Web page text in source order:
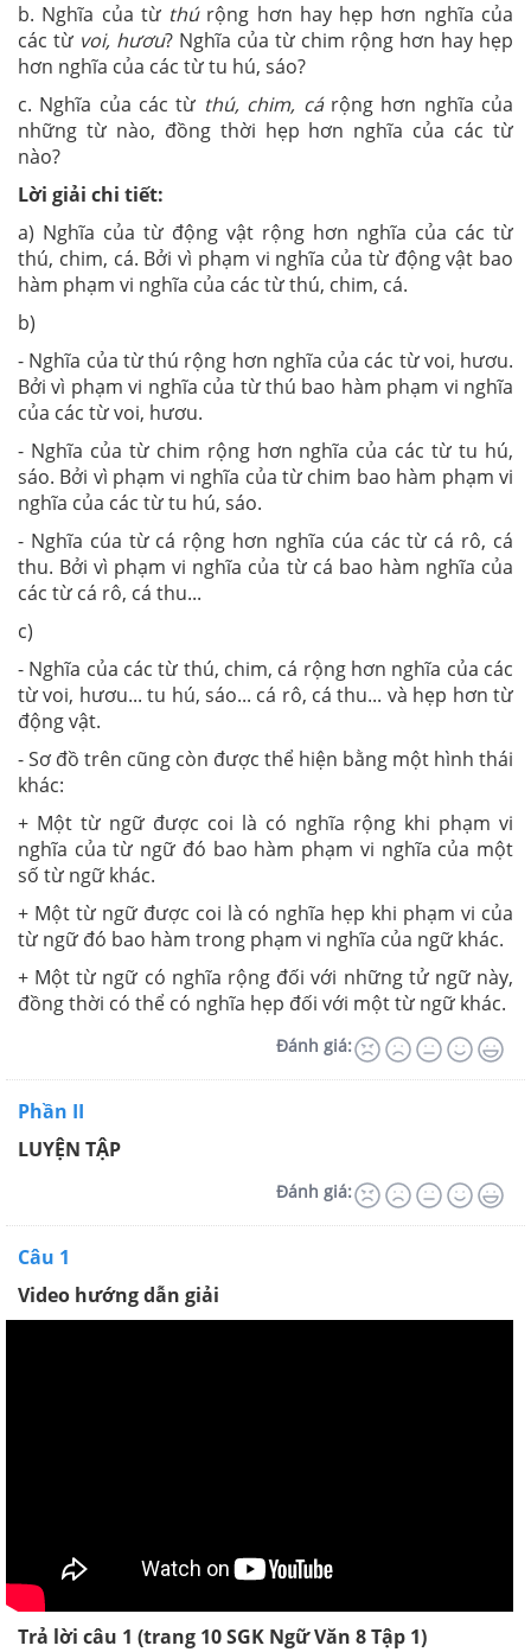
b. Nghĩa của từ thúrộng hơn hay hẹp hơn nghĩa của
các từ voi, hươu? Nghĩa của từ chim rộng hơn hay hẹp
hơn nghĩa của các từ tu hú, sáo?
c. Nghĩa của các từ thú, chim, cárộng hơn nghĩa của
những từ nào, đồng thời hẹp hơn nghĩa của các từ
nào?
Lời giải chi tiết:
a) Nghĩa của từ động vật rộng hơn nghĩa của các từ
thú, chim, cá. Bởi vì phạm vi nghĩa của từ động vật bao
hàm phạm vi nghĩa của các từ thú, chim, cá.
b)
- Nghĩa của từ thú rộng hơn nghĩa của các từ voi, hươu.
Bởi vì phạm vi nghĩa của từ thú bao hàm phạm vi nghĩa
của các từ voi, hươu.
- Nghĩa của từ chim rộng hơn nghĩa của các từ tu hú,
sáo. Bởi vì phạm vi nghĩa của từ chim bao hàm phạm vi
nghĩa của các từ tu hú, sáo.
- Nghĩa cúa từ cá rộng hơn nghĩa cúa các từ cá rô, cá
thu. Bởi vì phạm vi nghĩa của từ cá bao hàm nghĩa của
các từ cá rô, cá thu...
c)
- Nghĩa của các từ thú, chim, cá rộng hơn nghĩa của các
từ voi, hươu... tu hú, sáo... cá rô, cá thu... và hẹp hơn từ
động vật.
- Sơ đồ trên cũng còn được thể hiện bằng một hình thái
khác:
+ Một từ ngữ được coi là có nghĩa rộng khi phạm vi
nghĩa của từ ngữ đó bao hàm phạm vi nghĩa của một
số từ ngữ khác.
+ Một từ ngữ được coi là có nghĩa hẹp khi phạm vi của
từ ngữ đó bao hàm trong phạm vi nghĩa của ngữ khác.
+ Một từ ngữ có nghĩa rộng đối với những tử ngữ này,
đồng thời có thể có nghĩa hẹp đối với một từ ngữ khác.
Đánh giá:
Phần II
LUYỆN TẬP
Đánh giá:
Câu 1
Video hướng dẫn giải
Trả lời câu 1 (trang 10 SGK Ngữ Văn 8 Tập 1)